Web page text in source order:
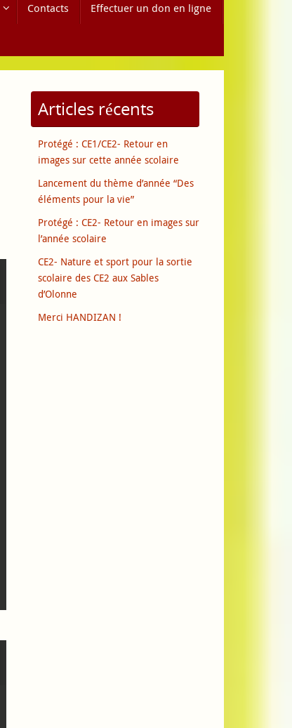
Contacts Effectuer un don en ligne
Articles récents
Protégé : CE1/CE2- Retour en
images sur cette année scolaire
Lancement du thème d’année “Des
éléments pour la vie”
Protégé : CE2- Retour en images sur
l’année scolaire
CE2- Nature et sport pour la sortie
scolaire des CE2 aux Sables
d’Olonne
Merci HANDIZAN !